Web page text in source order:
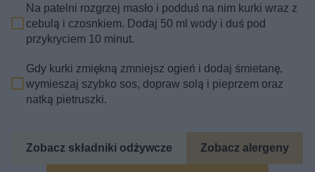
Na patelni rozgrzej masło i podduś na nim kurki wraz z
cebulą i czosnkiem. Dodaj 50 ml wody i duś pod
przykryciem 10 minut.
Gdy kurki zmiękną zmniejsz ogień i dodaj śmietanę,
wymieszaj szybko sos, dopraw solą i pieprzem oraz
natką pietruszki.
Zobacz składniki odżywcze Zobacz alergeny